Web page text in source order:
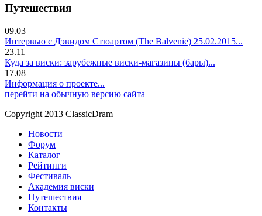
Путешествия
09.03
Интервью с Дэвидом Стюартом (The Balvenie) 25.02.2015...
23.11
Куда за виски: зарубежные виски-магазины (бары)...
17.08
Информация о проекте...
перейти на обычную версию сайта
Copyright 2013 ClassicDram
Новости
Форум
Каталог
Рейтинги
Фестиваль
Академия виски
Путешествия
Контакты